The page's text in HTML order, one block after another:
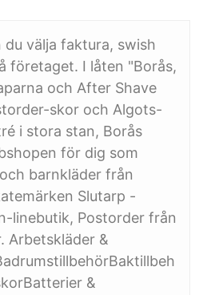
välja faktura, swish
företaget. I låten "Borås,
och After Shave
skor och Algots-
i stora stan, Borås
för dig som
barnkläder från
Slutarp -
linebutik, Postorder från
Arbetskläder &
&